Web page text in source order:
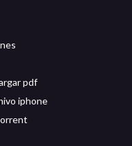
pdf
iphone